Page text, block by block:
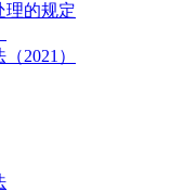
理的规定
2021）